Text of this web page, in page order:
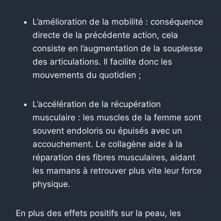
L’amélioration de la mobilité : conséquence
directe de la précédente action, cela
consiste en l’augmentation de la souplesse
des articulations. Il facilite donc les
mouvements du quotidien ;
L’accélération de la récupération
musculaire : les muscles de la femme sont
souvent endoloris ou épuisés avec un
accouchement. Le collagène aide à la
réparation des fibres musculaires, aidant
les mamans à retrouver plus vite leur force
physique.
En plus des effets positifs sur la peau, les